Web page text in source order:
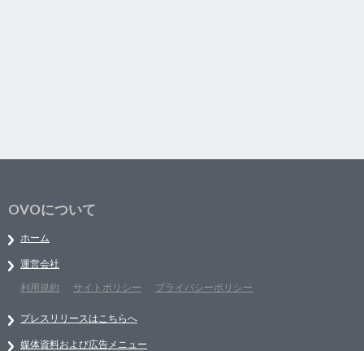
OVOについて
ホーム
運営会社
利用規約
サイトポリシー プライバシーポリシー
プレスリリースはこちらへ
媒体資料および広告メニュー